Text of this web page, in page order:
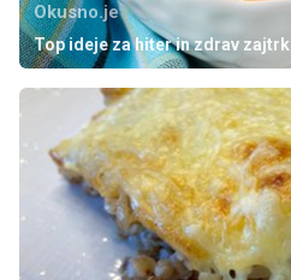
Okusno.je
Top ideje za hiter in zdrav zajtrk